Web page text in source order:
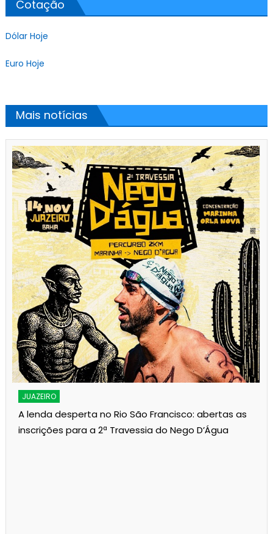
Cotação
Dólar Hoje
Euro Hoje
Mais notícias
JUAZEIRO
A lenda desperta no Rio São Francisco: abertas as
inscrições para a 2ª Travessia do Nego D’Água